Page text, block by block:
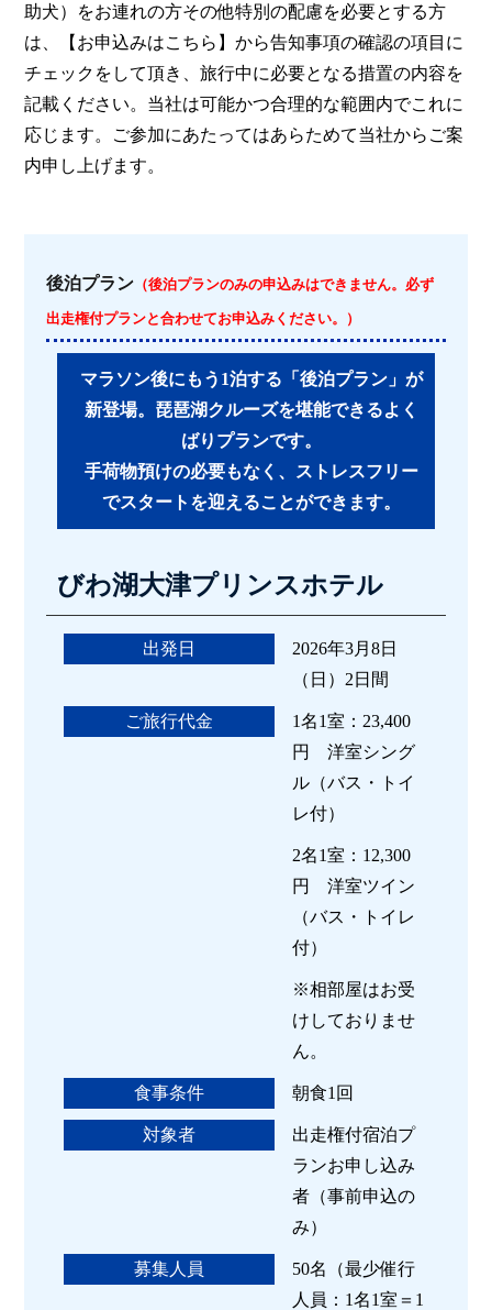
助犬）をお連れの方その他特別の配慮を必要とする方
は、【お申込みはこちら】から告知事項の確認の項目に
チェックをして頂き、旅行中に必要となる措置の内容を
記載ください。当社は可能かつ合理的な範囲内でこれに
応じます。ご参加にあたってはあらためて当社からご案
内申し上げます。
後泊プラン （後泊プランのみの申込みはできません。必ず
出走権付プランと合わせてお申込みください。）
マラソン後にもう1泊する「後泊プラン」が
新登場。琵琶湖クルーズを堪能できるよく
ばりプランです。
手荷物預けの必要もなく、ストレスフリー
でスタートを迎えることができます。
びわ湖大津プリンスホテル
出発日
2026年3月8日
（日）2日間
ご旅行代金
1名1室：23,400
円 洋室シング
ル（バス・トイ
レ付）
2名1室：12,300
円 洋室ツイン
（バス・トイレ
付）
※相部屋はお受
けしておりませ
ん。
食事条件 朝食1回
対象者
出走権付宿泊プ
ランお申し込み
者（事前申込の
み）
募集人員
50名（最少催行
人員：1名1室＝1